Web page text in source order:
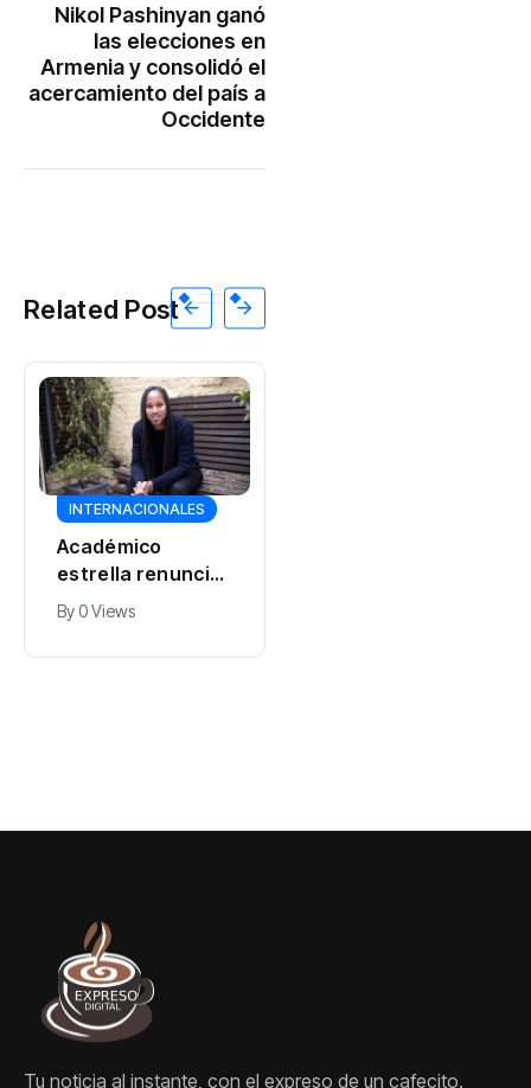
Nikol Pashinyan ganó
las elecciones en
Armenia y consolidó el
acercamiento del país a
Occidente
Related Post
INTERNACIONALES
Académico
estrella renuncia
a Cambridge, que
investiga sus
antecedentes
By0 Views
Tu noticia al instante, con el expreso de un cafecito.